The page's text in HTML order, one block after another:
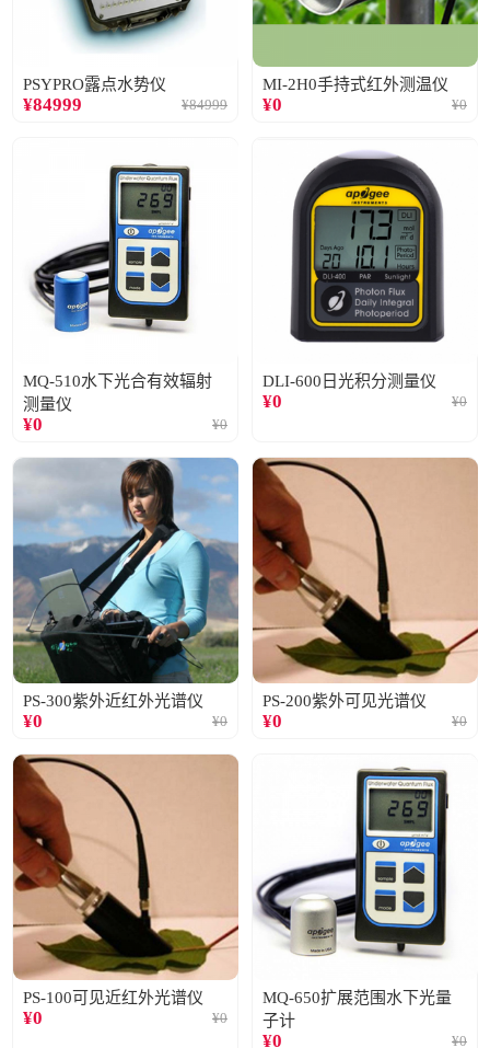
PSYPRO露点水势仪
¥84999 ¥84999
MI-2H0手持式红外测温仪
¥0 ¥0
MQ-510水下光合有效辐射
测量仪
¥0 ¥0
DLI-600日光积分测量仪
¥0 ¥0
PS-300紫外近红外光谱仪
¥0 ¥0
PS-200紫外可见光谱仪
¥0 ¥0
PS-100可见近红外光谱仪
¥0 ¥0
MQ-650扩展范围水下光量
子计
¥0 ¥0